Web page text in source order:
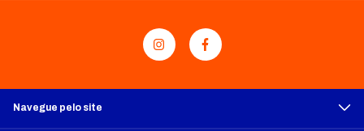
Navegue pelo site